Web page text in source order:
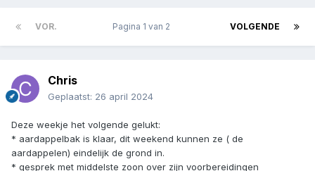
VOR. VOLGENDE
Pagina 1 van 2
Chris
Geplaatst: 26 april 2024
Deze weekje het volgende gelukt:
* aardappelbak is klaar, dit weekend kunnen ze ( de
aardappelen) eindelijk de grond in.
* gesprek met middelste zoon over zijn voorbereidingen